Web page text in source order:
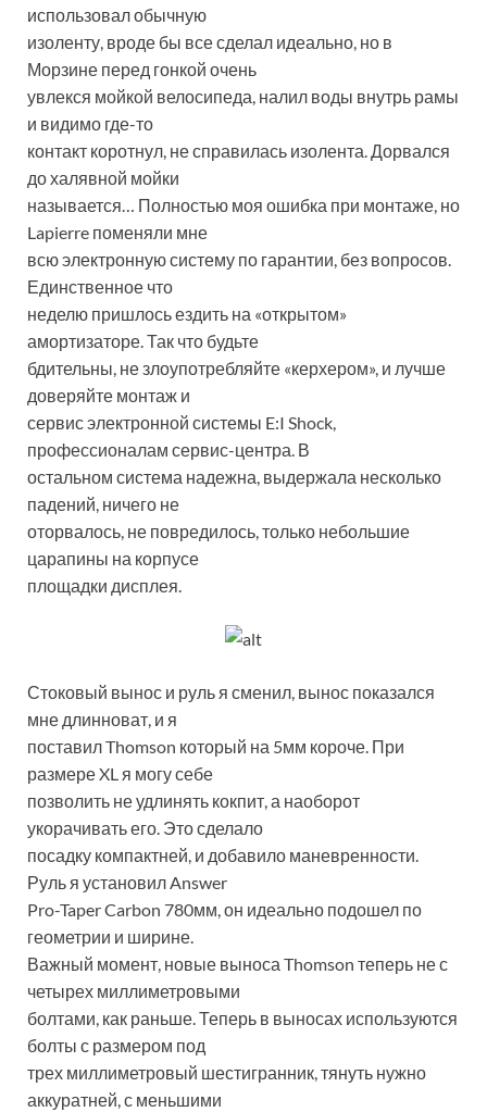
использовал обычную
изоленту, вроде бы все сделал идеально, но в
Морзине перед гонкой очень
увлекся мойкой велосипеда, налил воды внутрь рамы
и видимо где-то
контакт коротнул, не справилась изолента. Дорвался
до халявной мойки
называется… Полностью моя ошибка при монтаже, но
Lapierre поменяли мне
всю электронную систему по гарантии, без вопросов.
Единственное что
неделю пришлось ездить на «открытом»
амортизаторе. Так что будьте
бдительны, не злоупотребляйте «керхером», и лучше
доверяйте монтаж и
сервис электронной системы E:I Shock,
профессионалам сервис-центра. В
остальном система надежна, выдержала несколько
падений, ничего не
оторвалось, не повредилось, только небольшие
царапины на корпусе
площадки дисплея.
Стоковый вынос и руль я сменил, вынос показался
мне длинноват, и я
поставил Thomson который на 5мм короче. При
размере XL я могу себе
позволить не удлинять кокпит, а наоборот
укорачивать его. Это сделало
посадку компактней, и добавило маневренности.
Руль я установил Answer
Pro-Taper Carbon 780мм, он идеально подошел по
геометрии и ширине.
Важный момент, новые выноса Thomson теперь не с
четырех миллиметровыми
болтами, как раньше. Теперь в выносах используются
болты с размером под
трех миллиметровый шестигранник, тянуть нужно
аккуратней, с меньшими